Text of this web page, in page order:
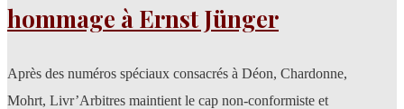
hommage à Ernst Jünger
Après des numéros spéciaux consacrés à Déon, Chardonne,
Mohrt, Livr’Arbitres maintient le cap non-conformiste et